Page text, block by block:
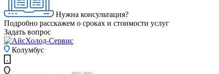
Нужна консультация?
Подробно расскажем о сроках и стоимости услуг
Задать вопрос
Колумбус